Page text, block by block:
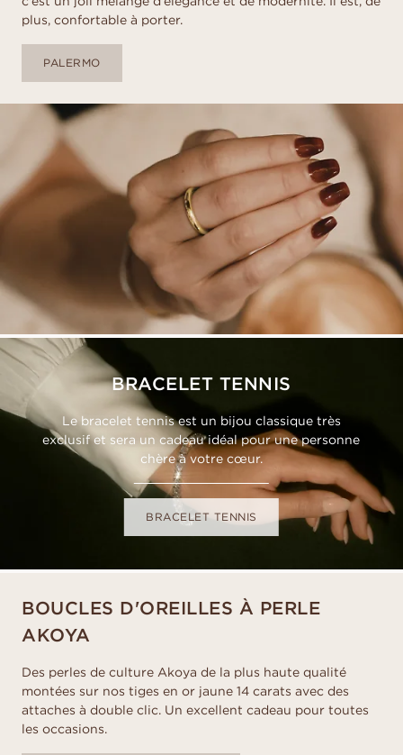
plus, confortable à porter.
PALERMO
BRACELET TENNIS
Le bracelet tennis est un bijou classique très
exclusif et sera un cadeau idéal pour une personne
chère à votre cœur.
BRACELET TENNIS
BOUCLES D'OREILLES À PERLE
AKOYA
Des perles de culture Akoya de la plus haute qualité
montées sur nos tiges en or jaune 14 carats avec des
attaches à double clic. Un excellent cadeau pour toutes
les occasions.